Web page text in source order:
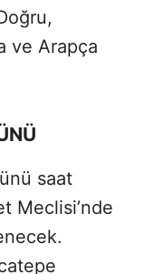
ve Arapça
saat
Meclisi’nde